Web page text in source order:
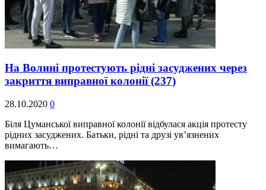
На Волині протестують рідні засуджених через
закриття виправної колонії(237)
28.10.2020 0
Біля Цуманської виправної колонії відбулася акція протесту
рідних засуджених. Батьки, рідні та друзі ув’язнених
вимагають…